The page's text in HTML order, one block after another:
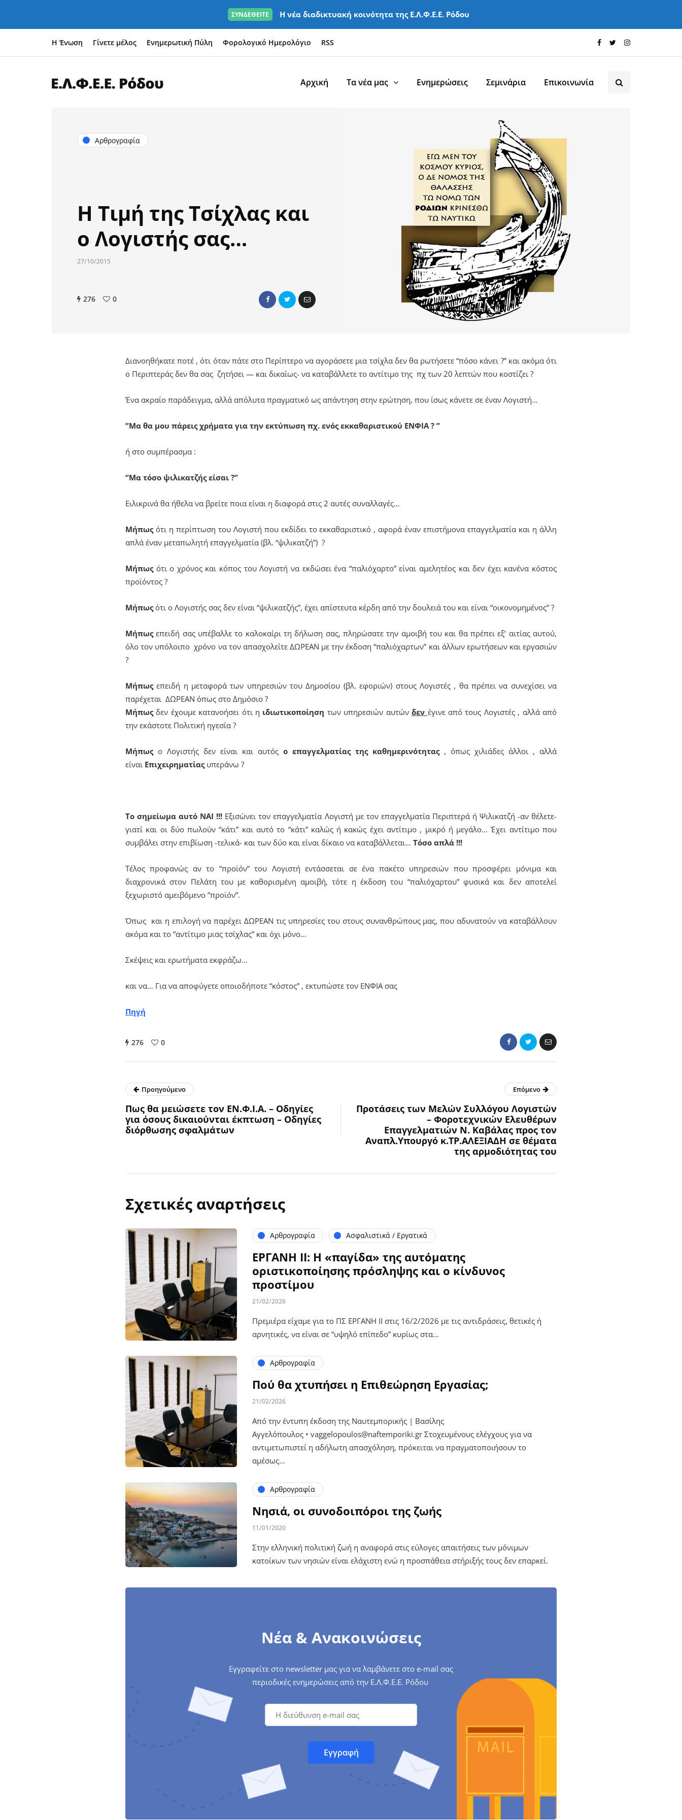
ΣΥΝΔΕΘΕΙΤΕ Η νέα διαδικτυακή κοινότητα της Ε.Λ.Φ.Ε.Ε. Ρόδου
Η Ένωση Γίνετε μέλος Ενημερωτική Πύλη Φορολογικό Ημερολόγιο RSS
Αρχική Τα νέα μας Ενημερώσεις Σεμινάρια Επικοινωνία
Αρθρογραφία
Η Τιμή της Τσίχλας και
ο Λογιστής σας…
27/10/2015
276 0
Διανοηθήκατε ποτέ , ότι όταν πάτε στο Περίπτερο να αγοράσετε μια τσίχλα δεν θα ρωτήσετε “πόσο κάνει ?” και ακόμα ότι
ο Περιπτεράς δεν θα σας ζητήσει — και δικαίως- να καταβάλλετε το αντίτιμο της πχ των 20 λεπτών που κοστίζει ?
Ένα ακραίο παράδειγμα, αλλά απόλυτα πραγματικό ως απάντηση στην ερώτηση, που ίσως κάνετε σε έναν Λογιστή…
”Μα θα μου πάρεις χρήματα για την εκτύπωση πχ. ενός εκκαθαριστικού ΕΝΦΙΑ ? ”
ή στο συμπέρασμα :
“Μα τόσο ψιλικατζής είσαι ?”
Ειλικρινά θα ήθελα να βρείτε ποια είναι η διαφορά στις 2 αυτές συναλλαγές…
Μήπωςότι η περίπτωση του Λογιστή που εκδίδει το εκκαθαριστικό , αφορά έναν επιστήμονα επαγγελματία και η άλλη
απλά έναν μεταπωλητή επαγγελματία (βλ. “ψιλικατζή”) ?
Μήπωςότι ο χρόνος και κόπος του Λογιστή να εκδώσει ένα “παλιόχαρτο” είναι αμελητέος και δεν έχει κανένα κόστος
προϊόντος ?
Μήπωςότι ο Λογιστής σας δεν είναι “ψιλικατζής”, έχει απίστευτα κέρδη από την δουλειά του και είναι “οικονομημένος” ?
Μήπωςεπειδή σας υπέβαλλε το καλοκαίρι τη δήλωση σας, πληρώσατε την αμοιβή του και θα πρέπει εξ’ αιτίας αυτού,
όλο τον υπόλοιπο χρόνο να τον απασχολείτε ΔΩΡΕΑΝ με την έκδοση “παλιόχαρτων” και άλλων ερωτήσεων και εργασιών
?
Μήπωςεπειδή η μεταφορά των υπηρεσιών του Δημοσίου (βλ. εφοριών) στους Λογιστές , θα πρέπει να συνεχίσει να
παρέχεται ΔΩΡΕΑΝ όπως στο Δημόσιο ?
Μήπωςδεν έχουμε κατανοήσει ότι η ιδιωτικοποίηση των υπηρεσιών αυτώνδεν έγινε από τους Λογιστές , αλλά από
την εκάστοτε Πολιτική ηγεσία ?
Μήπωςο Λογιστής δεν είναι και αυτός ο επαγγελματίας της καθημερινότητας, όπως χιλιάδες άλλοι , αλλά
είναι Επιχειρηματίαςυπεράνω ?
Το σημείωμα αυτό ΝΑΙ !!! Εξισώνει τον επαγγελματία Λογιστή με τον επαγγελματία Περιπτερά ή Ψιλικατζή -αν θέλετε-
γιατί και οι δύο πωλούν “κάτι” και αυτό το “κάτι” καλώς ή κακώς έχει αντίτιμο , μικρό ή μεγάλο… Έχει αντίτιμο που
συμβάλει στην επιβίωση -τελικά- και των δύο και είναι δίκαιο να καταβάλλεται… Τόσο απλά !!!
Τέλος προφανώς αν το “προϊόν” του Λογιστή εντάσσεται σε ένα πακέτο υπηρεσιών που προσφέρει μόνιμα και
διαχρονικά στον Πελάτη του με καθορισμένη αμοιβή, τότε η έκδοση του “παλιόχαρτου” φυσικά και δεν αποτελεί
ξεχωριστό αμειβόμενο ”προϊόν”.
Όπως και η επιλογή να παρέχει ΔΩΡΕΑΝ τις υπηρεσίες του στους συνανθρώπους μας, που αδυνατούν να καταβάλλουν
ακόμα και το “αντίτιμο μιας τσίχλας” και όχι μόνο…
Σκέψεις και ερωτήματα εκφράζω…
και να… Για να αποφύγετε οποιοδήποτε “κόστος” , εκτυπώστε τον ΕΝΦΙΑ σας
Πηγή
276 0
Προηγούμενο
Πως θα μειώσετε τον ΕΝ.Φ.Ι.Α. – Οδηγίες
για όσους δικαιούνται έκπτωση – Οδηγίες
διόρθωσης σφαλμάτων
Επόμενο
Προτάσεις των Μελών Συλλόγου Λογιστών
– Φοροτεχνικών Ελευθέρων
Επαγγελματιών Ν. Καβάλας προς τον
Αναπλ.Υπουργό κ.ΤΡ.ΑΛΕΞΙΑΔΗ σε θέματα
της αρμοδιότητας του
Σχετικές αναρτήσεις
Αρθρογραφία Ασφαλιστικά / Εργατικά
ΕΡΓΑΝΗ ΙΙ: Η «παγίδα» της αυτόματης
οριστικοποίησης πρόσληψης και ο κίνδυνος
προστίμου
21/02/2026
Πρεμιέρα είχαμε για το ΠΣ ΕΡΓΑΝΗ ΙΙ στις 16/2/2026 με τις αντιδράσεις, θετικές ή
αρνητικές, να είναι σε “υψηλό επίπεδο” κυρίως στα…
Αρθρογραφία
Πού θα χτυπήσει η Επιθεώρηση Εργασίας;
21/02/2026
Από την έντυπη έκδοση της Ναυτεμπορικής | Βασίλης
Αγγελόπουλος • vaggelopoulos@naftemporiki.gr Στοχευμένους ελέγχους για να
αντιμετωπιστεί η αδήλωτη απασχόληση, πρόκειται να πραγματοποιήσουν το
αμέσως…
Αρθρογραφία
Νησιά, οι συνοδοιπόροι της ζωής
11/01/2020
Στην ελληνική πολιτική ζωή η αναφορά στις εύλογες απαιτήσεις των μόνιμων
κατοίκων των νησιών είναι ελάχιστη ενώ η προσπάθεια στήριξής τους δεν επαρκεί.
Νέα & Ανακοινώσεις
Εγγραφείτε στο newsletter μας για να λαμβάνετε στο e-mail σας
περιοδικές ενημερώσεις από την Ε.Λ.Φ.Ε.Ε. Ρόδου